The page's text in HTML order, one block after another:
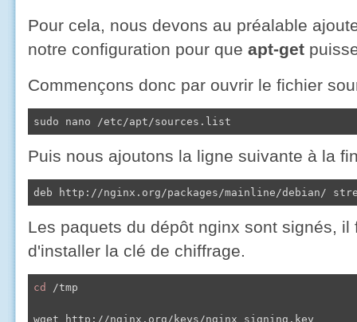
Pour cela, nous devons au préalable
notre configuration pour que apt-get
Commençons donc par ouvrir le fichier
sudo nano /etc/apt/sources.list
Puis nous ajoutons la ligne suivante à la
deb http://nginx.org/packages/mainline/debian/
Les paquets du dépôt nginx sont signés,
d'installer la clé de chiffrage.
cd /tmp
wget http://nginx.org/keys/nginx_signing.key